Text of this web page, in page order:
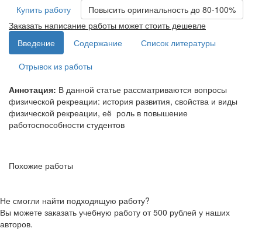
Купить работу
Повысить оригинальность до 80-100%
Заказать написание работы может стоить дешевле
Введение
Содержание
Список литературы
Отрывок из работы
Аннотация: В данной статье рассматриваются вопросы
физической рекреации: история развития, свойства и виды
физической рекреации, её роль в повышение
работоспособности студентов
Похожие работы
Не смогли найти подходящую работу?
Вы можете заказать учебную работу от 500 рублей у наших
авторов.